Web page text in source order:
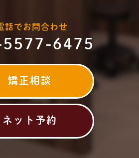
話でお問合わせ
5577-6475
矯正相談
ネット予約